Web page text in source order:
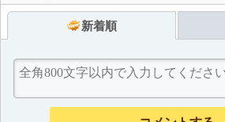
新着順